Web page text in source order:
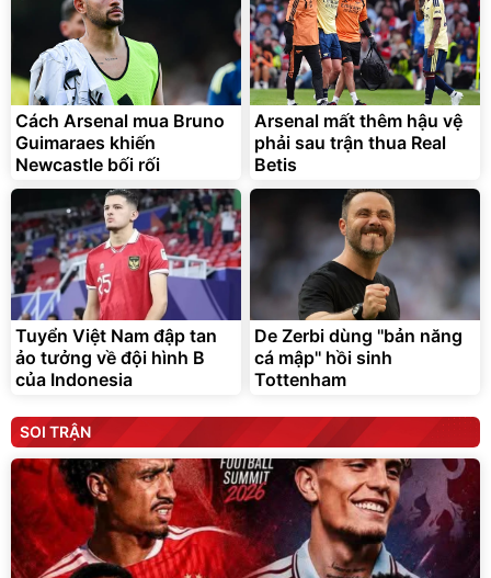
Cách Arsenal mua Bruno
Guimaraes khiến
Newcastle bối rối
Arsenal mất thêm hậu vệ
phải sau trận thua Real
Betis
Tuyển Việt Nam đập tan
ảo tưởng về đội hình B
của Indonesia
De Zerbi dùng ''bản năng
cá mập'' hồi sinh
Tottenham
SOI TRẬN